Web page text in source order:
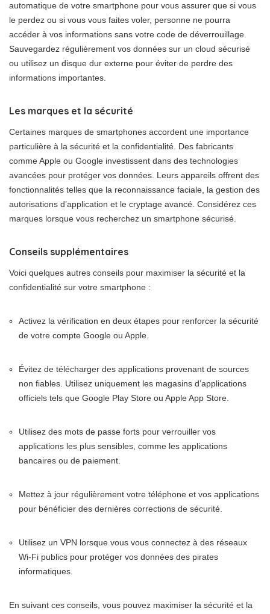
automatique de votre smartphone pour vous assurer que si vous
le perdez ou si vous vous faites voler, personne ne pourra
accéder à vos informations sans votre code de déverrouillage.
Sauvegardez régulièrement vos données sur un cloud sécurisé
ou utilisez un disque dur externe pour éviter de perdre des
informations importantes.
Les marques et la sécurité
Certaines marques de smartphones accordent une importance
particulière à la sécurité et la confidentialité. Des fabricants
comme Apple ou Google investissent dans des technologies
avancées pour protéger vos données. Leurs appareils offrent des
fonctionnalités telles que la reconnaissance faciale, la gestion des
autorisations d’application et le cryptage avancé. Considérez ces
marques lorsque vous recherchez un smartphone sécurisé.
Conseils supplémentaires
Voici quelques autres conseils pour maximiser la sécurité et la
confidentialité sur votre smartphone :
Activez la vérification en deux étapes pour renforcer la sécurité
de votre compte Google ou Apple.
Évitez de télécharger des applications provenant de sources
non fiables. Utilisez uniquement les magasins d’applications
officiels tels que Google Play Store ou Apple App Store.
Utilisez des mots de passe forts pour verrouiller vos
applications les plus sensibles, comme les applications
bancaires ou de paiement.
Mettez à jour régulièrement votre téléphone et vos applications
pour bénéficier des dernières corrections de sécurité.
Utilisez un VPN lorsque vous vous connectez à des réseaux
Wi-Fi publics pour protéger vos données des pirates
informatiques.
En suivant ces conseils, vous pouvez maximiser la sécurité et la